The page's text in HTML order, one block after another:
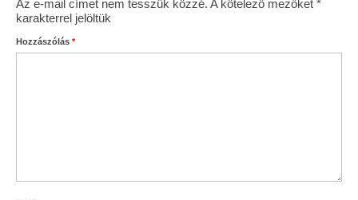
Az e-mail címet nem tesszük közzé. A kötelező mezőket *
karakterrel jelöltük
Hozzászólás *